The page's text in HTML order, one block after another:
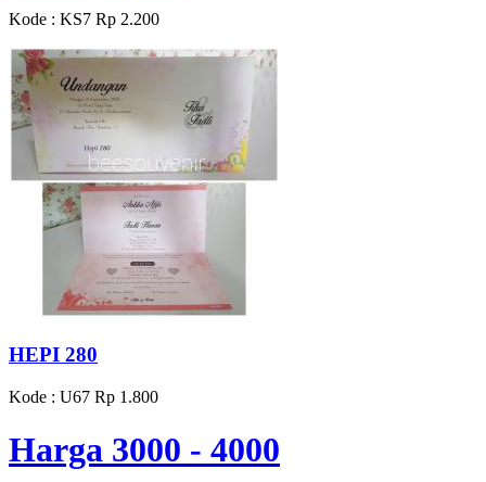
Kode : KS7 Rp 2.200
HEPI 280
Kode : U67 Rp 1.800
Harga 3000 - 4000